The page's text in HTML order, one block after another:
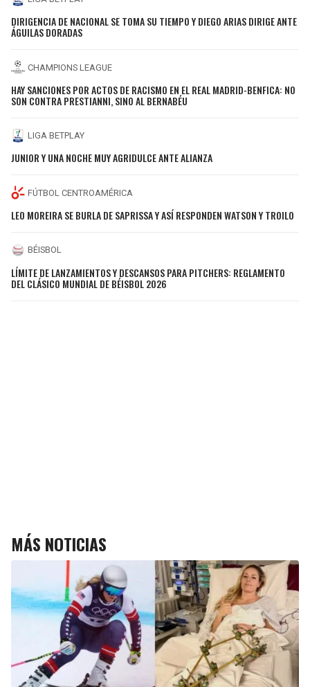
DIRIGENCIA DE NACIONAL SE TOMA SU TIEMPO Y DIEGO ARIAS DIRIGE ANTE
ÁGUILAS DORADAS
CHAMPIONS LEAGUE
HAY SANCIONES POR ACTOS DE RACISMO EN EL REAL MADRID-BENFICA: NO
SON CONTRA PRESTIANNI, SINO AL BERNABÉU
LIGA BETPLAY
JUNIOR Y UNA NOCHE MUY AGRIDULCE ANTE ALIANZA
FÚTBOL CENTROAMÉRICA
LEO MOREIRA SE BURLA DE SAPRISSA Y ASÍ RESPONDEN WATSON Y TROILO
BÉISBOL
LÍMITE DE LANZAMIENTOS Y DESCANSOS PARA PITCHERS: REGLAMENTO
DEL CLÁSICO MUNDIAL DE BÉISBOL 2026
MÁS NOTICIAS